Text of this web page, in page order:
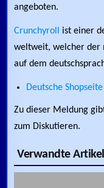
angeboten.
Crunchyroll
ist einer
weltweit, welcher der
auf dem
Deutsche
Zu dieser Meldung
zum Diskutieren.
Verwandte Artikel